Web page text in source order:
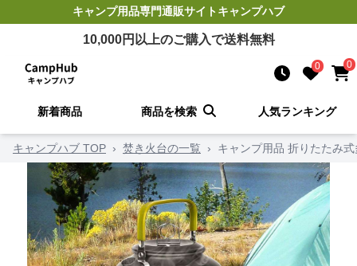
キャンプ用品専門通販サイトキャンプハブ
10,000円以上のご購入で送料無料
0 0
新着商品 商品を検索 人気ランキング
キャンプハブ TOP › 焚き火台の一覧 › キャンプ用品 折りたたみ